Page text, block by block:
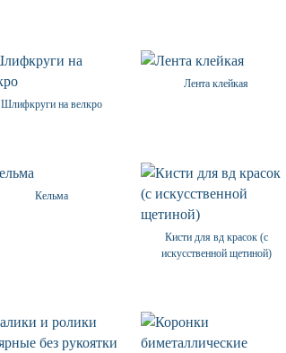
Шлифкруги на велкро
Лента клейкая
Кельма
Кисти для вд красок (с
искусственной щетиной)